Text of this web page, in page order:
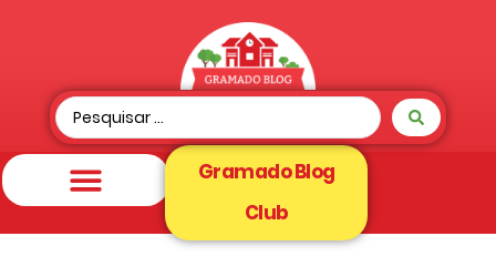
Gramado Blog
Club